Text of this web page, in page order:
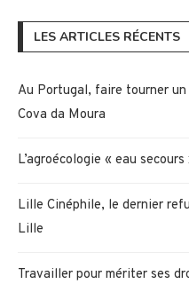
LES ARTICLES RÉCENTS
Au Portugal, faire tourner
Cova da Moura
L’agroécologie « eau
Lille Cinéphile, le dernier
Lille
Travailler pour mériter ses